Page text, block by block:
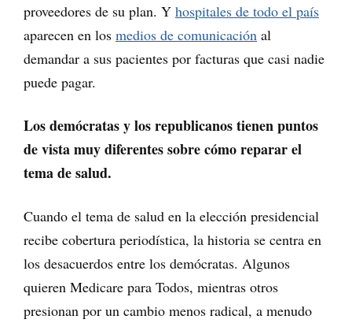
proveedores de su plan. Y hospitales de todo el país
aparecen en los medios de comunicación al
demandar a sus pacientes por facturas que casi nadie
puede pagar.
Los demócratas y los republicanos tienen puntos
de vista muy diferentes sobre cómo reparar el
tema de salud.
Cuando el tema de salud en la elección presidencial
recibe cobertura periodística, la historia se centra en
los desacuerdos entre los demócratas. Algunos
quieren Medicare para Todos, mientras otros
presionan por un cambio menos radical, a menudo